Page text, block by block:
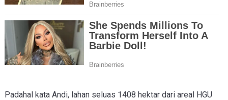
Padahal kata Andi, lahan seluas 1408 hektar dari areal HGU